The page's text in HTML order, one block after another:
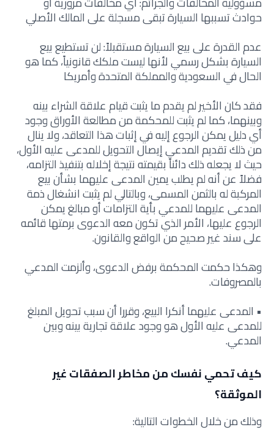
حوادث تسببها السيارة تبقى مسجلة على المالك الأصلي
عدم القدرة على بيع السيارة مستقبلاً: لن تستطيع بيع
السيارة بشكل رسمي لأنها ليست ملكك قانونياً، كما هو
الحال في السعودية والمملكة المتحدة وأمريكا
فقد كان الأخير لم يقدم ما يثبت قيام علاقة الشراء بينه
وبينهما، كما لم يثبت للمحكمة من مطالعة الأوراق وجود
أي دليل يمكن الرجوع إليه في إثبات هذا التعاقد، ولا ينال
من ذلك تقديم المدعي إيصال التحويل للمدعى عليه الأول،
حيث لا يجعله ذلك دائناً بقيمته نتيجة إخلاله بتنفيذ التزامه،
فضلاً عن أنه لم يطلب يمين المدعى عليهما بشأن بيع
المركبة له بالثمن المسمى، وبالتالي لم يثبت انشغال ذمة
المدعى عليهما للمدعي بأية التزامات أو مبالغ يمكن
الرجوع عليها، الأمر الذي تكون معه الدعوى برمتها قائمه
على سند غير صحيح من الواقع والقانون.
وهكذا حكمت المحكمة برفض الدعوى، وألزمت المدعي
بالمصروفات.
• المدعى عليهما أنكرا البيع، وقررا أن سبب تحويل المبلغ
للمدعى عليه الأول هو وجود علاقة تجارية بينه وبين
المدعي.
كيف تحمي نفسك من مخاطر الصفقات غير
الموثقة؟
وذلك من خلال الخطوات التالية: